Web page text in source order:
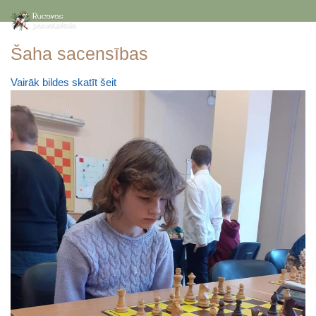
Šaha sacensības
Vairāk bildes skatīt šeit